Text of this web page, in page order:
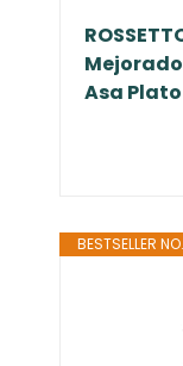
Asa
BESTSELLER